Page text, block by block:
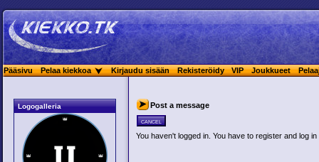
Pääsivu Pelaa kiekkoa Kirjaudu sisään Rekisteröidy VIP Joukkueet
Logogalleria
Post a message
cancel
You haven't logged in. You have to register and log